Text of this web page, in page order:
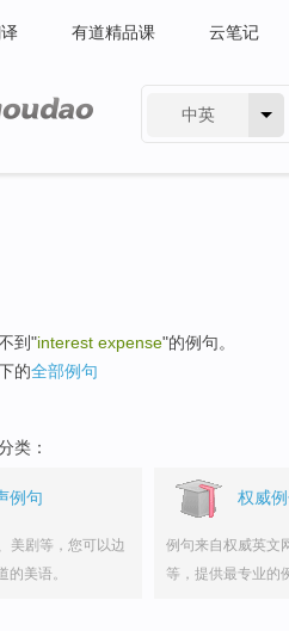
有道精品课 云笔记
中英
到"interest expense"的例句。
的全部例句
类：
例句
美剧等，您可以边
的美语。
权威
例句来自权威英文
等，提供最专业的